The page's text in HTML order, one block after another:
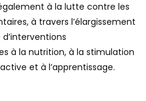
à la lutte contre les
à travers l’élargissement
à la nutrition, à la stimulation
et à l’apprentissage.